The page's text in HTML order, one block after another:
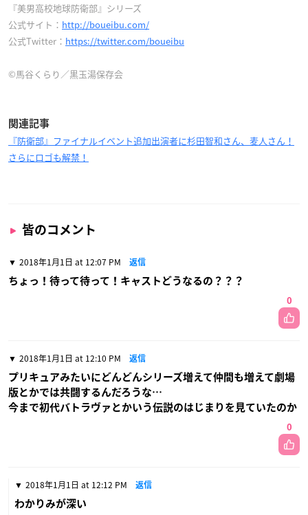
『美男高校地球防衛部』シリーズ
公式サイト： http://boueibu.com/
公式Twitter： https://twitter.com/boueibu
©馬谷くらり／黒玉湯保存会
関連記事
『防衛部』ファイナルイベント追加出演者に杉田智和さん、麦人さん！
さらにロゴも解禁！
皆のコメント
2018年1月1日 at 12:07 PM 返信
ちょっ！待って待って！キャストどうなるの？？？
0
2018年1月1日 at 12:10 PM 返信
プリキュアみたいにどんどんシリーズ増えて仲間も増えて劇場
版とかでは共闘するんだろうな…
今まで初代バトラヴァとかいう伝説のはじまりを見ていたのか
0
2018年1月1日 at 12:12 PM 返信
わかりみが深い